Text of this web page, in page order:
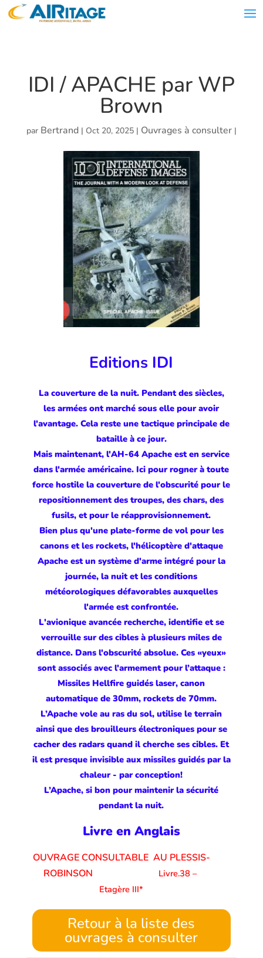
IDI / APACHE par WP
Brown
par Bertrand| Oct 20, 2025| Ouvrages à consulter|
Editions IDI
La couverture de la nuit. Pendant des siècles,
les armées ont marché sous elle pour avoir
l'avantage. Cela reste une tactique principale de
bataille à ce jour.
Mais maintenant, l'AH-64 Apache est en service
dans l'armée américaine. Ici pour rogner à toute
force hostile la couverture de l'obscurité pour le
repositionnement des troupes, des chars, des
fusils, et pour le réapprovisionnement.
Bien plus qu'une plate-forme de vol pour les
canons et les rockets, l'hélicoptère d'attaque
Apache est un système d'arme intégré pour la
journée, la nuit et les conditions
météorologiques défavorables auxquelles
l'armée est confrontée.
L'avionique avancée recherche, identifie et se
verrouille sur des cibles à plusieurs miles de
distance. Dans l'obscurité absolue. Ces «yeux»
sont associés avec l'armement pour l’attaque :
Missiles Hellfire guidés laser, canon
automatique de 30mm, rockets de 70mm.
L’Apache vole au ras du sol, utilise le terrain
ainsi que des brouilleurs électroniques pour se
cacher des radars quand il cherche ses cibles. Et
il est presque invisible aux missiles guidés par la
chaleur - par conception!
L’Apache, si bon pour maintenir la sécurité
pendant la nuit.
Livre en Anglais
OUVRAGE CONSULTABLE AU PLESSIS-
ROBINSON Livre.38 –
Etagère III*
Retour à la liste des
ouvrages à consulter